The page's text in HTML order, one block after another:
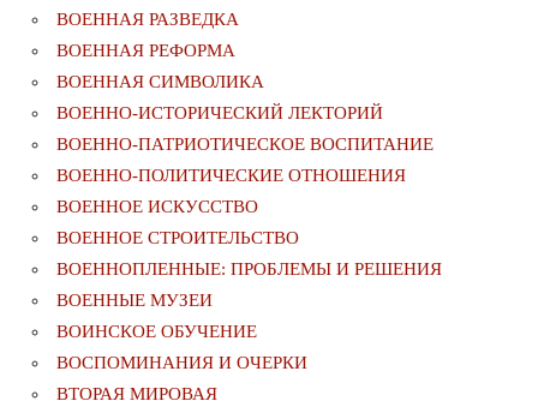
ВОЕННАЯ РАЗВЕДКА
ВОЕННАЯ РЕФОРМА
ВОЕННАЯ СИМВОЛИКА
ВОЕННО-ИСТОРИЧЕСКИЙ ЛЕКТОРИЙ
ВОЕННО-ПАТРИОТИЧЕСКОЕ ВОСПИТАНИЕ
ВОЕННО-ПОЛИТИЧЕСКИE ОТНОШЕНИЯ
ВОЕННОЕ ИСКУССТВО
ВОЕННОЕ СТРОИТЕЛЬСТВО
ВОЕННОПЛЕННЫЕ: ПРОБЛЕМЫ И РЕШЕНИЯ
ВОЕННЫЕ МУЗЕИ
ВОИНСКОЕ ОБУЧЕНИЕ
ВОСПОМИНАНИЯ И ОЧЕРКИ
ВТОРАЯ МИРОВАЯ